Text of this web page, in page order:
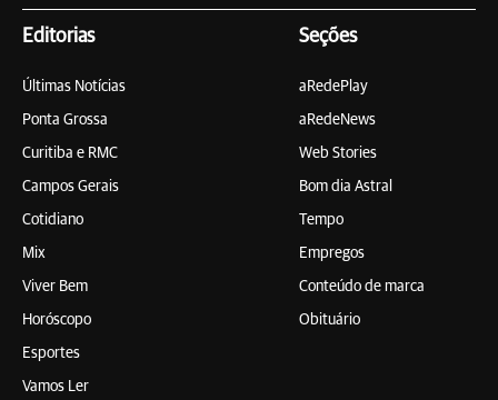
Editorias
Últimas Notícias
Ponta Grossa
Curitiba e RMC
Campos Gerais
Cotidiano
Mix
Viver Bem
Horóscopo
Esportes
Vamos Ler
Seções
aRedePlay
aRedeNews
Web Stories
Bom dia Astral
Tempo
Empregos
Conteúdo de marca
Obituário